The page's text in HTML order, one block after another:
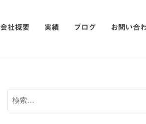
会社概要 実績 ブログ お問い合
検
索: